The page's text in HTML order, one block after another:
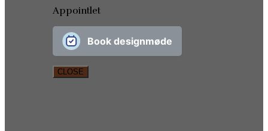
Appointlet
Book designmøde
CLOSE